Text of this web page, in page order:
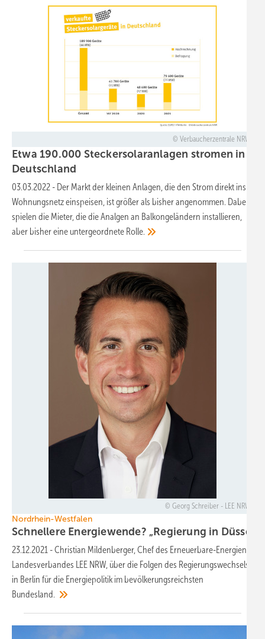
Verbaucherzentrale NRW
Etwa 190.000 Steckersolaranlagen stromen in
Deutschland
03.03.2022 - Der Markt der kleinen Anlagen, die den Strom direkt ins
Wohnungsnetz einspeisen, ist größer als bisher angenommen. Dabei
spielen die Mieter, die die Analgen an Balkongeländern installieren,
aber bisher eine untergeordnete Rolle.
Georg Schreiber - LEE NRW
Nordrhein-Westfalen
Schnellere Energiewende? „Regierung in
23.12.2021 -Christian Mildenberger, Chef des Erneuerbare-Energien-
Landesverbandes LEE NRW, über die Folgen des Regierungswechsels
in Berlin für die Energiepolitik im bevölkerungsreichsten
Bundesland.